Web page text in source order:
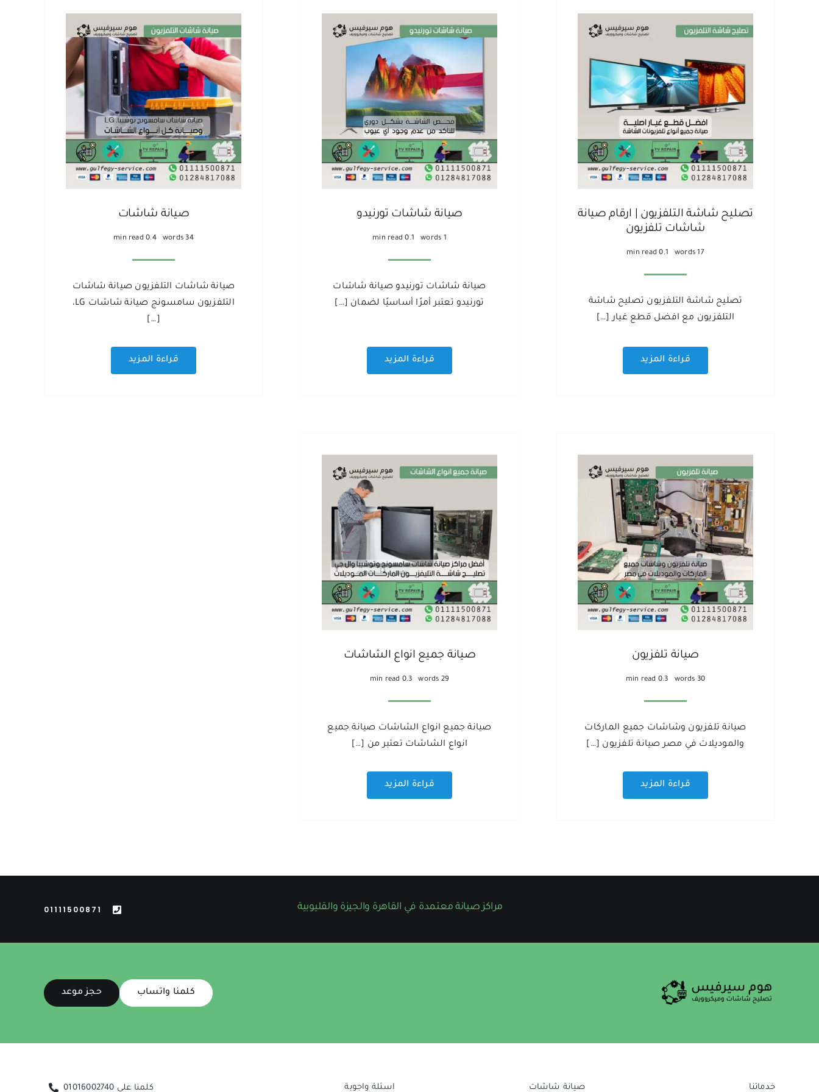
تصليح شاشة التلفزيون | ارقام صيانة
شاشات تلفزيون
17 words
0.1 min read
تصليح شاشة التلفزيون تصليح شاشة
التلفزيون مع افضل قطع غيار […]
قراءة المزيد
صيانة شاشات تورنيدو
1 words
0.1 min read
صيانة شاشات تورنيدو صيانة شاشات
تورنيدو تعتبر أمرًا أساسيًا لضمان […]
قراءة المزيد
صيانة شاشات
34 words
0.4 min read
صيانة شاشات التلفزيون صيانة شاشات
التلفزيون سامسونج صيانة شاشات LG،
[…]
قراءة المزيد
صيانة تلفزيون
30 words
0.3 min read
صيانة تلفزيون وشاشات جميع الماركات
والموديلات في مصر صيانة تلفزيون […]
قراءة المزيد
صيانة جميع انواع الشاشات
29 words
0.3 min read
صيانة جميع انواع الشاشات صيانة جميع
انواع الشاشات تعتبر من […]
قراءة المزيد
مراكز صيانة معتمدة في القاهرة والجيزة والقليوبية 01111500871
كلمنا واتساب حجز موعد
خدماتنا صيانة شاشات اسئلة واجوبة كلمنا على 01016002740